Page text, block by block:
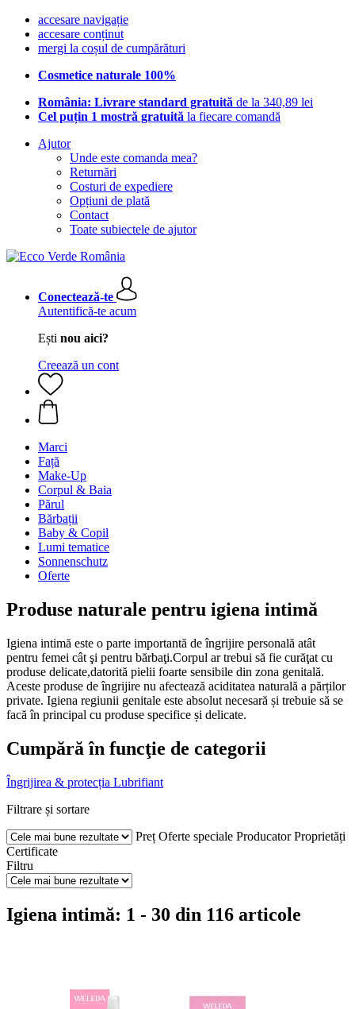
accesare navigație
accesare conținut
mergi la coșul de cumpărături
Cosmetice naturale 100%
România: Livrare standard gratuită de la 340,89 lei
Cel puțin 1 mostră gratuită la fiecare comandă
Ajutor
Unde este comanda mea?
Returnări
Costuri de expediere
Opțiuni de plată
Contact
Toate subiectele de ajutor
Conectează-te
Autentifică-te acum
Ești nou aici?
Creează un cont
Marci
Față
Make-Up
Corpul & Baia
Părul
Bărbații
Baby & Copil
Lumi tematice
Sonnenschutz
Oferte
Produse naturale pentru igiena intimă
Igiena intimă este o parte importantă de îngrijire personală atât
pentru femei cât şi pentru bărbaţi.Corpul ar trebui să fie curăţat cu
produse delicate,datorită pielii foarte sensibile din zona genitală.
Aceste produse de îngrijire nu afectează aciditatea naturală a părților
private. Igiena regiunii genitale este absolut necesară și trebuie să se
facă în principal cu produse specifice și delicate.
Cumpără în funcţie de categorii
Îngrijirea & protecția Lubrifiant
Filtrare și sortare
Preț Oferte speciale Producator Proprietăți
Certificate
Filtru
Igiena intimă: 1 - 30 din 116 articole